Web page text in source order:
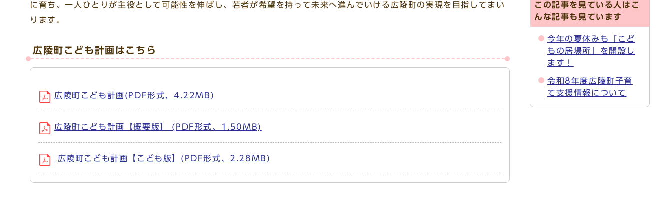
に育ち、一人ひとりが主役として可能性を伸ばし、若者が希望を持って未来へ進んでいける広陵町の実現を目指してまい
ります。
広陵町こども計画はこちら
広陵町こども計画(PDF形式、4.22MB)
広陵町こども計画【概要版】 (PDF形式、1.50MB)
広陵町こども計画【こども版】(PDF形式、2.28MB)
この記事を見ている人はこ
んな記事も見ています
今年の夏休みも「こど
もの居場所」を開設し
ます！
令和8年度広陵町子育
て支援情報について